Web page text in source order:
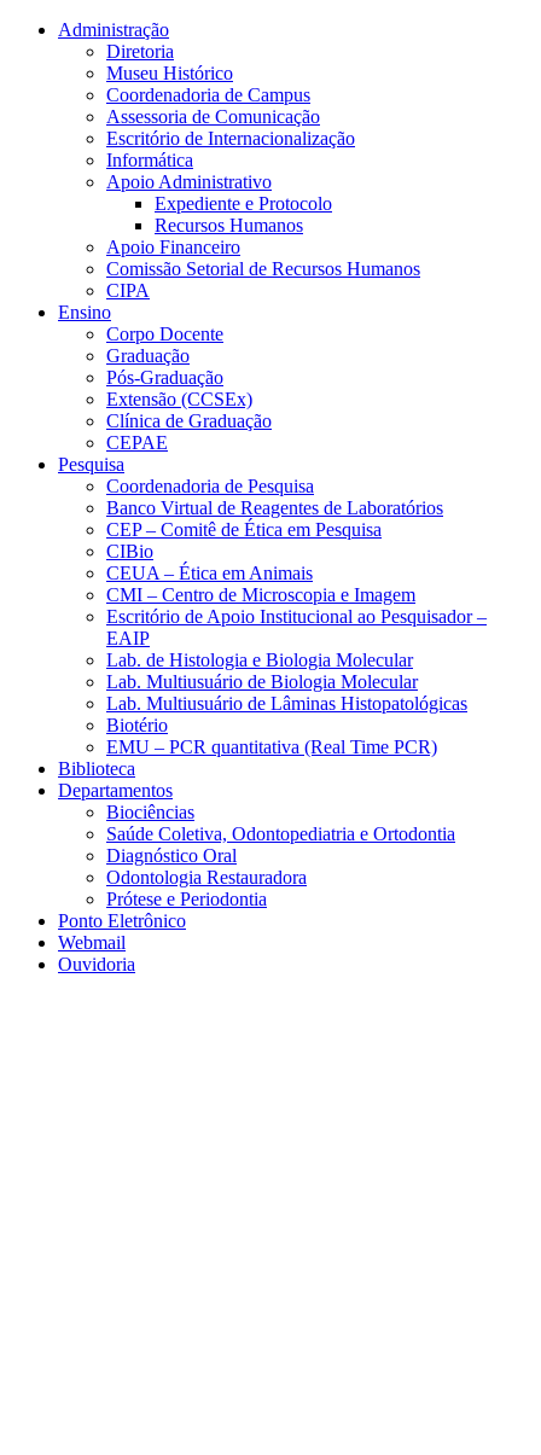
Conteúdo principal Menu principal
Administração
Diretoria
Museu Histórico
Coordenadoria de Campus
Assessoria de Comunicação
Escritório de Internacionalização
Informática
Apoio Administrativo
Expediente e Protocolo
Recursos Humanos
Apoio Financeiro
Comissão Setorial de Recursos Humanos
CIPA
Ensino
Corpo Docente
Graduação
Pós-Graduação
Extensão (CCSEx)
Clínica de Graduação
CEPAE
Pesquisa
Coordenadoria de Pesquisa
Banco Virtual de Reagentes de Laboratórios
CEP – Comitê de Ética em Pesquisa
CIBio
CEUA – Ética em Animais
CMI – Centro de Microscopia e Imagem
Escritório de Apoio Institucional ao Pesquisador –
EAIP
Lab. de Histologia e Biologia Molecular
Lab. Multiusuário de Biologia Molecular
Lab. Multiusuário de Lâminas Histopatológicas
Biotério
EMU – PCR quantitativa (Real Time PCR)
Biblioteca
Departamentos
Biociências
Saúde Coletiva, Odontopediatria e Ortodontia
Diagnóstico Oral
Odontologia Restauradora
Prótese e Periodontia
Ponto Eletrônico
Webmail
Ouvidoria